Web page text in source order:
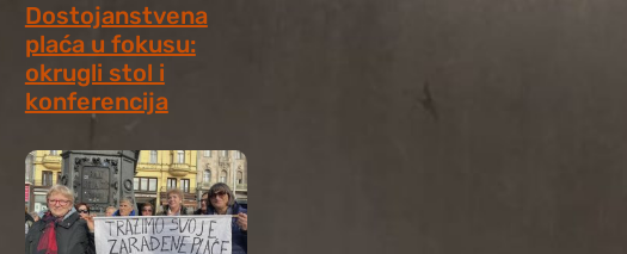
Dostojanstvena
plaća u fokusu:
okrugli stol i
konferencija